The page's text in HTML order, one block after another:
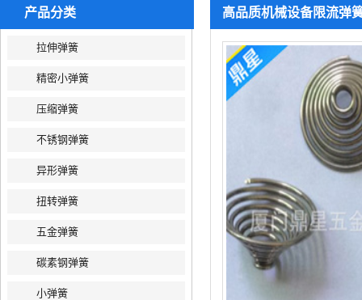
产品分类
拉伸弹簧
精密小弹簧
压缩弹簧
不锈钢弹簧
异形弹簧
扭转弹簧
五金弹簧
碳素钢弹簧
小弹簧
高品质机械设备限流弹